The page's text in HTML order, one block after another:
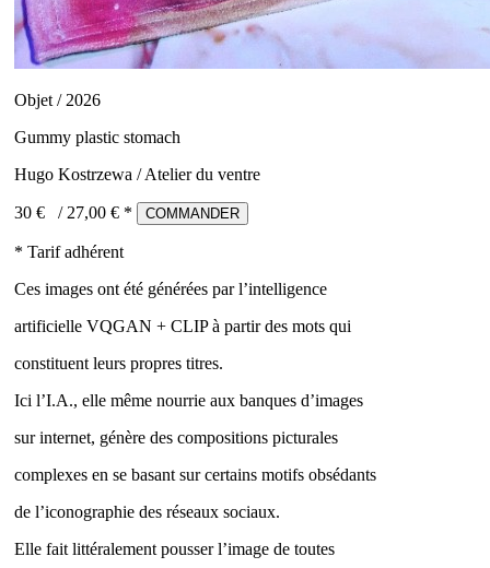
Objet / 2026
Gummy plastic stomach
Hugo Kostrzewa / Atelier du ventre
30 € / 27,00 € * COMMANDER
* Tarif adhérent
Ces images ont été générées par l’intelligence
artificielle VQGAN + CLIP à partir des mots qui
constituent leurs propres titres.
Ici l’I.A., elle même nourrie aux banques d’images
sur internet, génère des compositions picturales
complexes en se basant sur certains motifs obsédants
de l’iconographie des réseaux sociaux.
Elle fait littéralement pousser l’image de toutes